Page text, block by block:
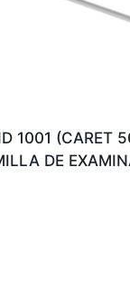
1001 (CARET
DE